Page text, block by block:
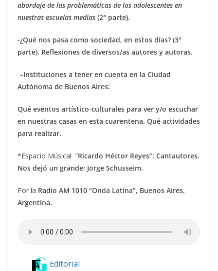
abordaje de las problemáticas de los adolescentes en
nuestras escuelas medias (2° parte).
-¿Qué nos pasa como sociedad, en estos días? (3°
parte). Reflexiones de diversos/as autores y autoras.
–Instituciones a tener en cuenta en la Ciudad
Autónoma de Buenos Aires:
Qué eventos artístico-culturales para ver y/o escuchar
en nuestras casas en esta cuarentena. Qué actividades
para realizar.
*Espacio Músical “Ricardo Héctor Reyes”: Cantautores.
Nos dejó un grande: Jorge Schusseim.
Por la Radio AM 1010 “Onda Latina”, Buenos Aires,
Argentina.
Editorial